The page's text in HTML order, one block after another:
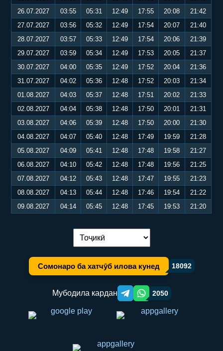
26.07.2027
03:55 05:31 12:49 17:55 20:08
21:42
27.07.2027
03:56 05:32 12:49 17:54 20:07
21:40
28.07.2027
03:57 05:33 12:49 17:54 20:06
21:39
29.07.2027
03:59 05:34 12:49 17:53 20:05
21:37
30.07.2027
04:00 05:35 12:49 17:52 20:04
21:36
31.07.2027
04:02 05:36 12:48 17:52 20:03
21:34
01.08.2027
04:03 05:37 12:48 17:51 20:02
21:33
02.08.2027
04:04 05:38 12:48 17:50 20:01
21:31
03.08.2027
04:06 05:39 12:48 17:50 20:00
21:30
04.08.2027
04:07 05:40 12:48 17:49 19:59
21:28
05.08.2027
04:09 05:41 12:48 17:48 19:58
21:27
06.08.2027
04:10 05:42 12:48 17:48 19:56
21:25
07.08.2027
04:12 05:43 12:48 17:47 19:55
21:23
08.08.2027
04:13 05:44 12:48 17:46 19:54
21:22
09.08.2027
04:14 05:45 12:48 17:45 19:53 21:20
Иваз кардани забон:
Сомонаро ба хатчӯб илова кунед 18092
Мубодила кардан Telegram orqali ulashish
WhatsApp orqali ulashish
2050